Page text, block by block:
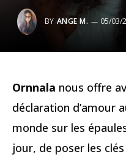
BY ANGE M. 05/03/
Ornnala nous offre
déclaration d’amour
monde sur les
jour, de poser les